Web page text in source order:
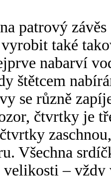
patrový
také
nabarví
štětcem
se různě
čtvrtky je
Všechna
velikosti –